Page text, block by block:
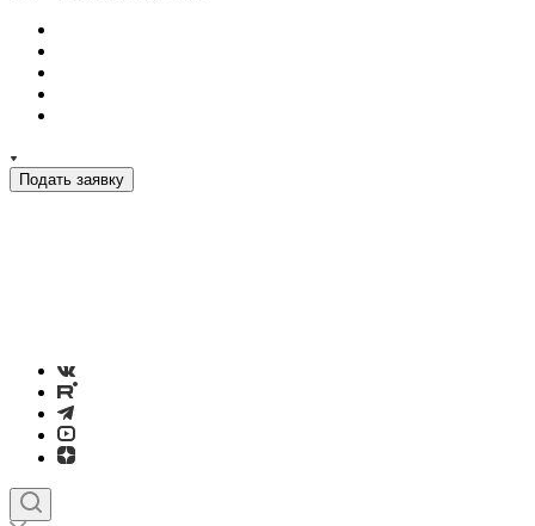
Подать заявку